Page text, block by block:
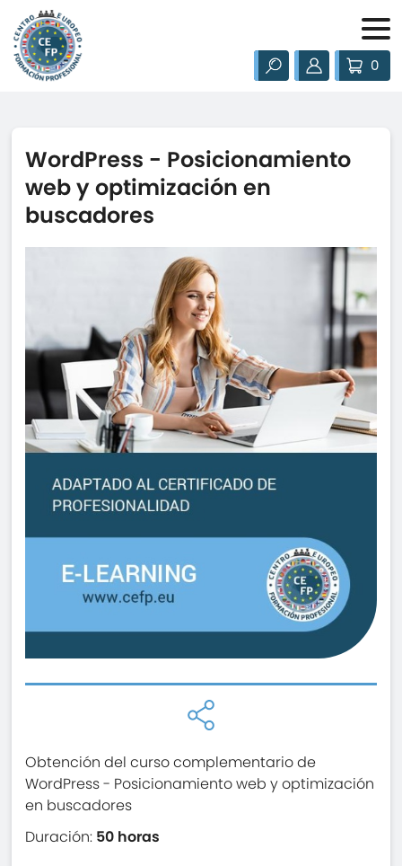
0
WordPress - Posicionamiento
web y optimización en
buscadores
Obtención del curso complementario de
WordPress - Posicionamiento web y optimización
en buscadores
Duración: 50 horas